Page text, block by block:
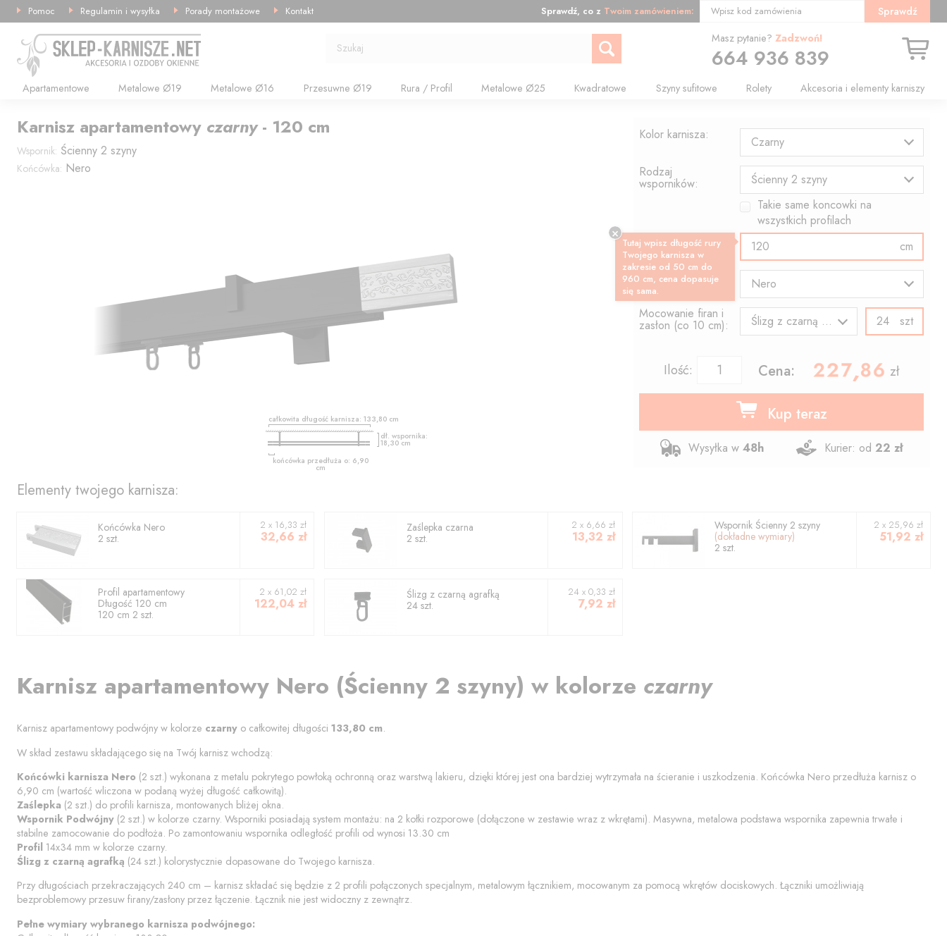
Sprawdź, co z Twoim zamówieniem: Wpisz kod zamówienia Sprawdź
Szukaj
Apartamentowe Metalowe Ø19 Metalowe Ø16 Przesuwne Ø19 Rura / Profil Metalowe Ø25 Kwadratowe Szyny sufitowe Rolety Akcesoria i elementy karniszy
Pomoc Regulamin i wysyłka Porady montażowe Kontakt
Masz pytanie?Zadzwoń!
664 936 839
Karnisz apartamentowy czarny- 120 cm
Wspornik: Ścienny 2 szyny
Końcówka: Nero
całkowita długość karnisza: 133,80cm
dł. wspornika:
18,30 cm
końcówka przedłuża o: 6,90
cm
Kolor karnisza:
Czarny
Rodzaj
wsporników:
Ścienny 2 szyny
Takie same koncowki na
wszystkich profilach
Długość profilu:
cm
Wzór końcówki:
Nero
Mocowanie firan i
zasłon (co 10 cm): Ślizg z czarną agrafką szt
Ilość: Cena: , zł
Kup teraz
Wysyłka w 48h Kurier: od 22 zł
Tutaj wpisz długość rury
Twojego karnisza w
zakresie od 50 cm do
960 cm, cena dopasuje
się sama.
Elementy twojego karnisza:
Końcówka Nero
2 szt.
2 x 16,33 zł
32,66 zł
Zaślepka czarna
2 szt.
2 x 6,66 zł
13,32 zł
Wspornik Ścienny 2 szyny
(dokładne wymiary)
2 szt.
2 x 25,96 zł
51,92 zł
Profil apartamentowy
Długość 120 cm
120 cm2 szt.
2 x 61,02 zł
122,04 zł
Ślizg z czarną agrafką
24 szt.
24 x 0,33 zł
7,92 zł
Karnisz apartamentowy Nero (Ścienny 2 szyny) w kolorze czarny
Karnisz apartamentowy podwójny w kolorze czarny o całkowitej długości 133,80 cm.
W skład zestawu składającego się na Twój karnisz wchodzą:
Końcówki karnisza Nero (2 szt.) wykonana z metalu pokrytego powłoką ochronną oraz warstwą lakieru, dzięki której jest ona bardziej wytrzymała na ścieranie i uszkodzenia. Końcówka Nero przedłuża karnisz o
6,90 cm (wartość wliczona w podaną wyżej długość całkowitą).
Zaślepka (2 szt.) do profili karnisza, montowanych bliżej okna.
Wspornik Podwójny (2 szt.) w kolorze czarny. Wsporniki posiadają system montażu: na 2 kołki rozporowe (dołączone w zestawie wraz z wkrętami). Masywna, metalowa podstawa wspornika zapewnia trwałe i
stabilne zamocowanie do podłoża. Po zamontowaniu wspornika odległość profili od wynosi 13.30 cm
Profil 14x34 mm w kolorze czarny.
Ślizg z czarną agrafką (24 szt.) kolorystycznie dopasowane do Twojego karnisza.
Przy długościach przekraczających 240 cm – karnisz składać się będzie z 2 profili połączonych specjalnym, metalowym łącznikiem, mocowanym za pomocą wkrętów dociskowych. Łączniki umożliwiają
bezproblemowy przesuw firany/zasłony przez łączenie. Łącznik nie jest widoczny z zewnątrz.
Pełne wymiary wybranego karnisza podwójnego: